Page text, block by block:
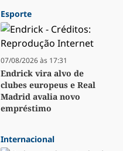
Esporte
07/08/2026 às 17:31
Endrick vira alvo de
clubes europeus e Real
Madrid avalia novo
empréstimo
Internacional